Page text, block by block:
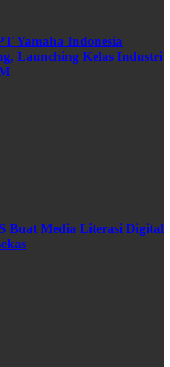
Yamaha Indonesia
Launching Kelas Industri
Buat Media Literasi Digital